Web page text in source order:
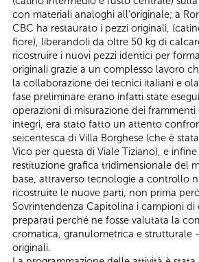
con materiali analoghi all’originale; a
CBC ha restaurato i pezzi originali,
fiore), liberandoli da oltre 50 kg di
ricostruire i nuovi pezzi identici per
originali grazie a un complesso lavoro
la collaborazione dei tecnici italiani e
fase preliminare erano infatti state
operazioni di misurazione dei
integri, era stato fatto un attento
seicentesca di Villa Borghese (che è
Vico per questa di Viale Tiziano), e
restituzione grafica tridimensionale del
base, attraverso tecnologie a controllo
ricostruite le nuove parti, non prima
Sovrintendenza Capitolina i campioni di
preparati perché ne fosse valutata la
cromatica, granulometrica e strutturale
originali.